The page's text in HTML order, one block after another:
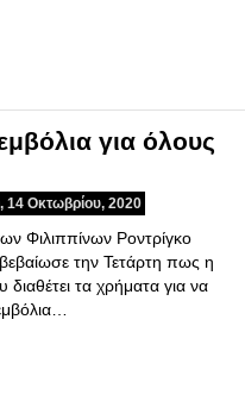
για όλους
14 Οκτωβρίου, 2020
Φιλιππίνων Ροντρίγκο
την Τετάρτη πως η
διαθέτει τα χρήματα για να